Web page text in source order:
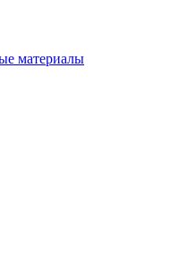
материалы